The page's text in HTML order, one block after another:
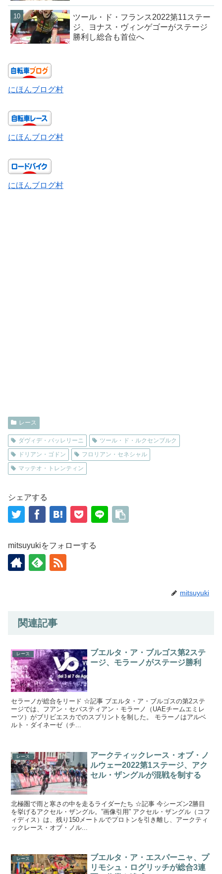
ツール・ド・フランス2022第11ステー
ジ、ヨナス・ヴィンゲゴーがステージ
勝利し総合も首位へ
にほんブログ村
にほんブログ村
にほんブログ村
レース
ダヴィデ・バッレリーニ
ツール・ド・ルクセンブルク
ドリアン・ゴドン
フロリアン・セネシャル
マッテオ・トレンティン
シェアする
mitsuyukiをフォローする
mitsuyuki
関連記事
レース
ブエルタ・ア・ブルゴス第2ステ
ージ、モラーノがステージ勝利
セラーノが総合をリード ☆記事 ブエルタ・ア・ブルゴスの第2ステ
ージでは、フアン・セバスティアン・モラーノ（UAEチームエミレ
ーツ）がブリビエスカでのスプリントを制した。 モラーノはアルベ
ルト・ダイネーゼ（チ...
レース
アークティックレース・オブ・ノ
ルウェー2022第1ステージ、アク
セル・ザングルが混戦を制する
北極圏で雨と寒さの中を走るライダーたち ☆記事 今シーズン2勝目
を挙げるアクセル・ザングル。”画像引用” アクセル・ザングル（コフ
ィディス）は、残り150メートルでプロトンを引き離し、アークティ
ックレース・オブ・ノル...
レース
ブエルタ・ア・エスパーニャ、プ
リモシュ・ログリッチが総合3連